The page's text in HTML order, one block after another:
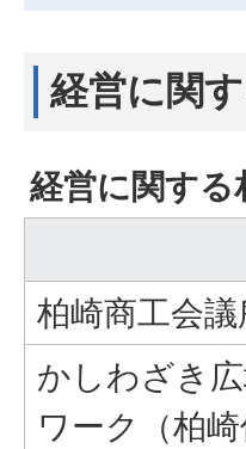
経営に関
経営に関する
柏崎商工会議
かしわざき
ワーク（柏崎